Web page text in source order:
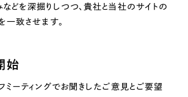
どを深掘りしつつ、貴社と当社のサイトの
一致させます。
始
ミーティングでお聞きしたご意見とご要望